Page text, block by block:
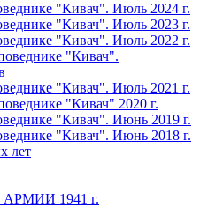
"Кивач". Июль 2024 г.
"Кивач". Июль 2023 г.
"Кивач". Июль 2022 г.
"Кивач".
"Кивач". Июль 2021 г.
"Кивач" 2020 г.
"Кивач". Июнь 2019 г.
"Кивач". Июнь 2018 г.
лет
1941 г.